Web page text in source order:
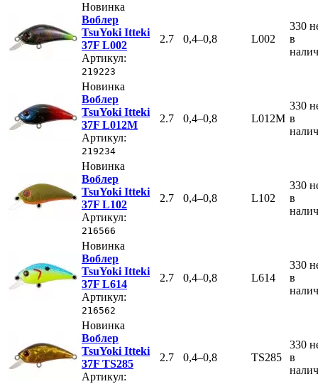
Новинка
Воблер
TsuYoki Itteki
37F L002
Артикул:
219223
2.7 0,4–0,8 L002
330
в
Новинка
Воблер
TsuYoki Itteki
37F L012M
Артикул:
219234
2.7 0,4–0,8 L012M
330
в
Новинка
Воблер
TsuYoki Itteki
37F L102
Артикул:
216566
2.7 0,4–0,8 L102
330
в
Новинка
Воблер
TsuYoki Itteki
37F L614
Артикул:
216562
2.7 0,4–0,8 L614
330
в
Новинка
Воблер
TsuYoki Itteki
37F TS285
Артикул:
2.7 0,4–0,8 TS285
330
в